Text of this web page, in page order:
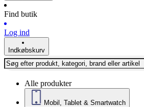
Find butik
Log ind
Indkøbskurv
Alle produkter
Mobil, Tablet & Smartwatch